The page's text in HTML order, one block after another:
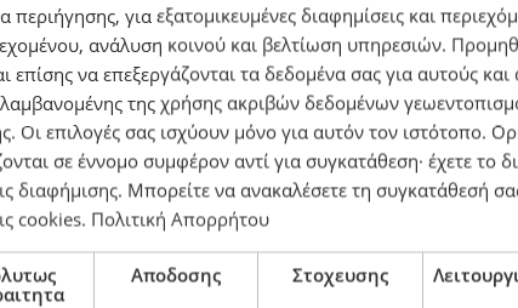
Υπουργών Γεωργίας MED9
περιήγησης, για εξατομικευμένες διαφημίσεις και
ανάλυση κοινού και βελτίωση υπηρεσιών.
επίσης να επεξεργάζονται τα δεδομένα σας για αυτούς
της χρήσης ακριβών δεδομένων
Οι επιλογές σας ισχύουν μόνο για αυτόν τον ιστότοπο.
σε έννομο συμφέρον αντί για συγκατάθεση· έχετε το
διαφήμισης. Μπορείτε να ανακαλέσετε τη συγκατάθεσή
cookies. Πολιτική Απορρήτου
Αποδοσης Στοχευσης